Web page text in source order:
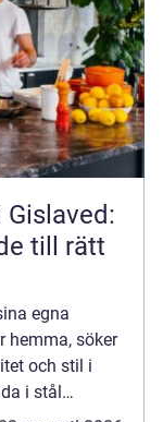
Gislaved:
till rätt
egna
hemma, söker
och stil i
i stål